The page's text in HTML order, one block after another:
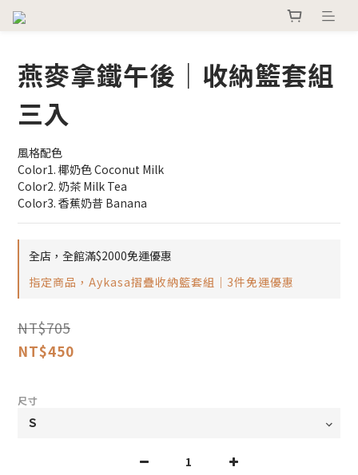
燕麥拿鐵午後｜收納籃套組
三入
風格配色
Color1. 椰奶色 Coconut Milk
Color2. 奶茶 Milk Tea
Color3. 香蕉奶昔 Banana
全店，全館滿$2000免運優惠
指定商品，Aykasa摺疊收納籃套組｜3件免運優惠
NT$705
NT$450
尺寸